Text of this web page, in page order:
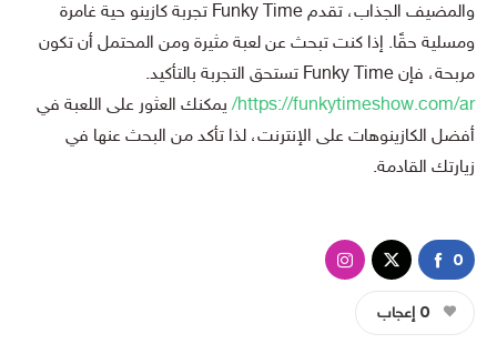
والمضيف الجذاب، تقدم Funky Time تجربة كازينو حية غامرة
ومسلية حقًا. إذا كنت تبحث عن لعبة مثيرة ومن المحتمل أن تكون
مربحة، فإن Funky Time تستحق التجربة بالتأكيد.
https://funkytimeshow.com/ar/ يمكنك العثور على اللعبة في
أفضل الكازينوهات على الإنترنت، لذا تأكد من البحث عنها في
زيارتك القادمة.
0
0 إعجاب